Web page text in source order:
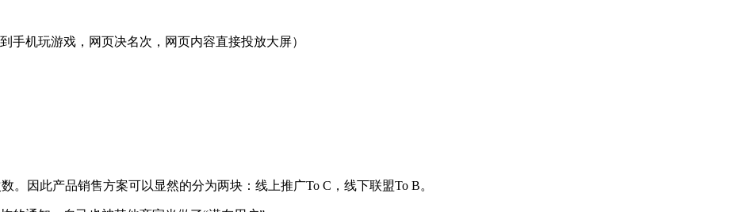
机玩游戏，网页决名次，网页内容直接投放大屏）
因此产品销售方案可以显然的分为两块：线上推广To C，线下联盟To B。